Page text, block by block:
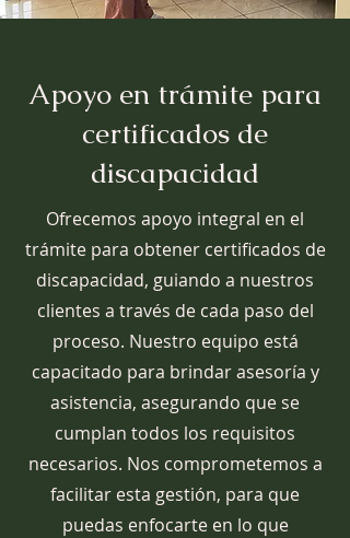
Apoyo en trámite para
certificados de
discapacidad
Ofrecemos apoyo integral en el
trámite para obtener certificados de
discapacidad, guiando a nuestros
clientes a través de cada paso del
proceso. Nuestro equipo está
capacitado para brindar asesoría y
asistencia, asegurando que se
cumplan todos los requisitos
necesarios. Nos comprometemos a
facilitar esta gestión, para que
puedas enfocarte en lo que